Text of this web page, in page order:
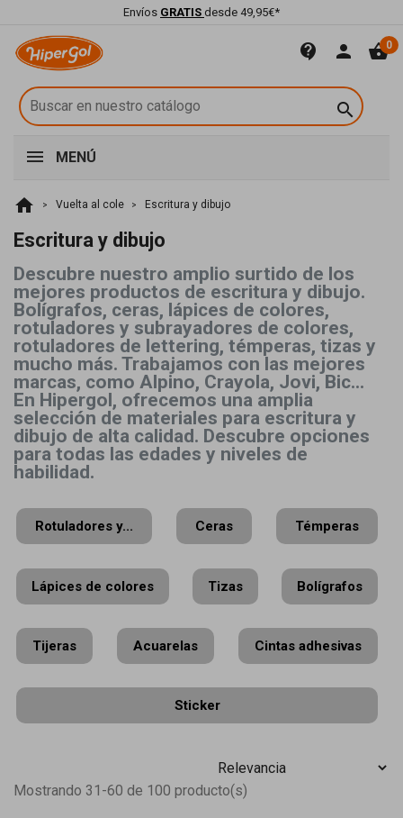
Envíos GRATIS desde 49,95€*
contact_support person shopping_basket0

MENÚ
home Vuelta al cole Escritura y dibujo
Escritura y dibujo
Descubre nuestro amplio surtido de los
mejores productos de escritura y dibujo.
Bolígrafos, ceras, lápices de colores,
rotuladores y subrayadores de colores,
rotuladores de lettering, témperas, tizas y
mucho más. Trabajamos con las mejores
marcas, como Alpino, Crayola, Jovi, Bic...
En Hipergol, ofrecemos una amplia
selección de materiales para escritura y
dibujo de alta calidad. Descubre opciones
para todas las edades y niveles de
habilidad.
Rotuladores y... Ceras Témperas
Lápices de colores Tizas Bolígrafos
Tijeras Acuarelas Cintas adhesivas
Sticker
Mostrando 31-60 de 100 producto(s)